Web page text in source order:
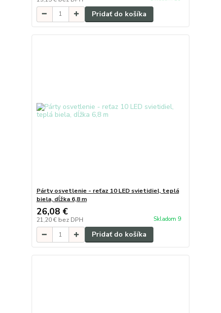
Pridať do košíka
Párty osvetlenie - reťaz 10 LED svietidiel, teplá
biela, dĺžka 6,8 m
26,08 €
21,20 € bez DPH Skladom 9
Pridať do košíka